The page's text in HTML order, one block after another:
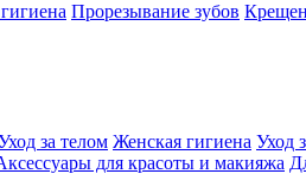
Прорезывание зубов
за телом Женская гигиена Уход
для красоты и макияжа